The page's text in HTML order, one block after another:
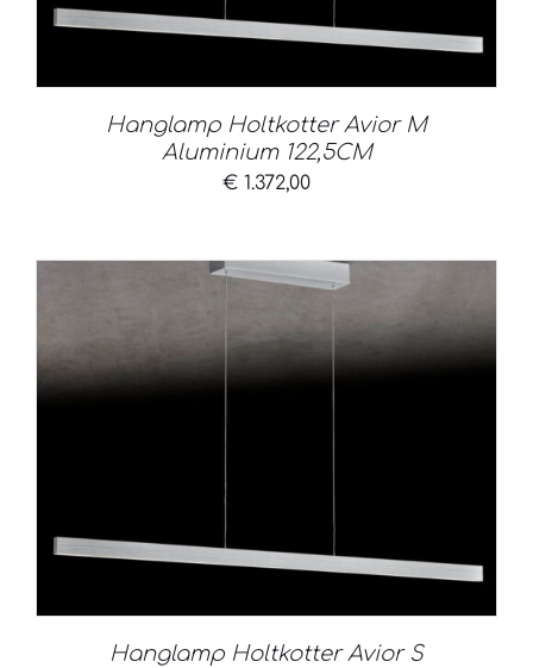
Hanglamp Holtkotter Avior M
Aluminium 122,5CM
€ 1.372,00
Hanglamp Holtkotter Avior S